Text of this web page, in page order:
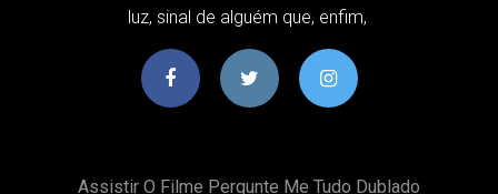
luz, sinal de alguém que, enfim,
Assistir O Filme Pergunte Me Tudo Dublado